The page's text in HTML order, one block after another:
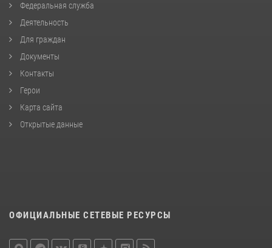
Федеральная служба
Деятельность
Для граждан
Документы
Контакты
Герои
Карта сайта
Открытые данные
ОФИЦИАЛЬНЫЕ СЕТЕВЫЕ РЕСУРСЫ